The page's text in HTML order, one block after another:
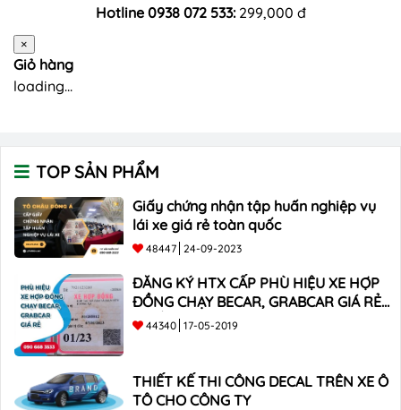
Hotline 0938 072 533: 299,000 đ
×
Giỏ hàng
loading...
TOP SẢN PHẨM
Giấy chứng nhận tập huấn nghiệp vụ
lái xe giá rẻ toàn quốc
48447 24-09-2023
ĐĂNG KÝ HTX CẤP PHÙ HIỆU XE HỢP
ĐỒNG CHẠY BECAR, GRABCAR GIÁ RẺ
NHẤT
44340 17-05-2019
THIẾT KẾ THI CÔNG DECAL TRÊN XE Ô
TÔ CHO CÔNG TY